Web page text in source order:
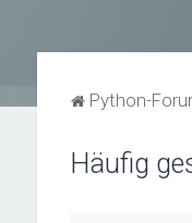
Python-
Häufig